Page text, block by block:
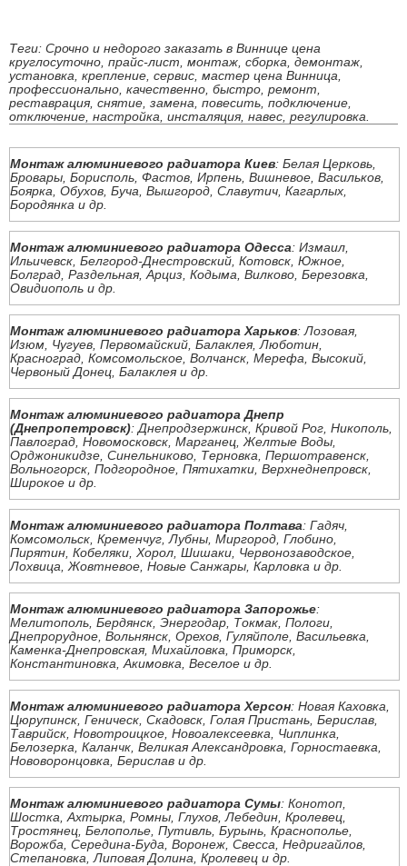
Теги: Срочно и недорого заказать в Виннице цена
круглосуточно, прайс-лист, монтаж, сборка, демонтаж,
установка, крепление, сервис, мастер цена Винница,
профессионально, качественно, быстро, ремонт,
реставрация, снятие, замена, повесить, подключение,
отключение, настройка, инсталяция, навес, регулировка.
Монтаж алюминиевого радиатора Киев: Белая Церковь,
Бровары, Борисполь, Фастов, Ирпень, Вишневое, Васильков,
Боярка, Обухов, Буча, Вышгород, Славутич, Кагарлых,
Бородянка и др.
Монтаж алюминиевого радиатора Одесса: Измаил,
Ильичевск, Белгород-Днестровский, Котовск, Южное,
Болград, Раздельная, Арциз, Кодыма, Вилково, Березовка,
Овидиополь и др.
Монтаж алюминиевого радиатора Харьков: Лозовая,
Изюм, Чугуев, Первомайский, Балаклея, Люботин,
Красноград, Комсомольское, Волчанск, Мерефа, Высокий,
Червоный Донец, Балаклея и др.
Монтаж алюминиевого радиатора Днепр
(Днепропетровск): Днепродзержинск, Кривой Рог, Никополь,
Павлоград, Новомосковск, Марганец, Желтые Воды,
Орджоникидзе, Синельниково, Терновка, Першотравенск,
Вольногорск, Подгородное, Пятихатки, Верхнеднепровск,
Широкое и др.
Монтаж алюминиевого радиатора Полтава: Гадяч,
Комсомольск, Кременчуг, Лубны, Миргород, Глобино,
Пирятин, Кобеляки, Хорол, Шишаки, Червонозаводское,
Лохвица, Жовтневое, Новые Санжары, Карловка и др.
Монтаж алюминиевого радиатора Запорожье:
Мелитополь, Бердянск, Энергодар, Токмак, Пологи,
Днепрорудное, Вольнянск, Орехов, Гуляйполе, Васильевка,
Каменка-Днепровская, Михайловка, Приморск,
Константиновка, Акимовка, Веселое и др.
Монтаж алюминиевого радиатора Херсон: Новая Каховка,
Цюрупинск, Геническ, Скадовск, Голая Пристань, Берислав,
Таврийск, Новотроицкое, Новоалексеевка, Чиплинка,
Белозерка, Каланчк, Великая Александровка, Горностаевка,
Нововоронцовка, Берислав и др.
Монтаж алюминиевого радиатора Сумы: Конотоп,
Шостка, Ахтырка, Ромны, Глухов, Лебедин, Кролевец,
Тростянец, Белополье, Путивль, Бурынь, Краснополье,
Ворожба, Середина-Буда, Воронеж, Свесса, Недригайлов,
Степановка, Липовая Долина, Кролевец и др.